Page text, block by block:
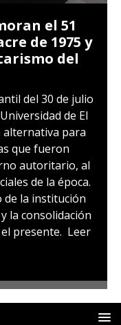
el 51
de 1975 y
del
del 30 de julio
de El
alternativa para
que fueron
autoritario, al
de la época.
de la institución
la consolidación
presente. Leer